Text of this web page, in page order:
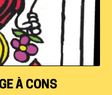
À CONS